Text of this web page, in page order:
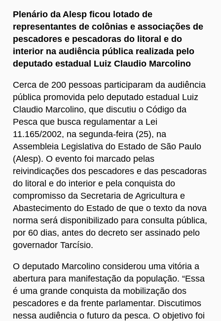
Plenário da Alesp ficou lotado de
representantes de colônias e associações de
pescadores e pescadoras do litoral e do
interior na audiência pública realizada pelo
deputado estadual Luiz Claudio Marcolino
Cerca de 200 pessoas participaram da audiência
pública promovida pelo deputado estadual Luiz
Claudio Marcolino, que discutiu o Código da
Pesca que busca regulamentar a Lei
11.165/2002, na segunda-feira (25), na
Assembleia Legislativa do Estado de São Paulo
(Alesp). O evento foi marcado pelas
reivindicações dos pescadores e das pescadoras
do litoral e do interior e pela conquista do
compromisso da Secretaria de Agricultura e
Abastecimento do Estado de que o texto da nova
norma será disponibilizado para consulta pública,
por 60 dias, antes do decreto ser assinado pelo
governador Tarcísio.
O deputado Marcolino considerou uma vitória a
abertura para manifestação da população. “Essa
é uma grande conquista da mobilização dos
pescadores e da frente parlamentar. Discutimos
nessa audiência o futuro da pesca. O objetivo foi